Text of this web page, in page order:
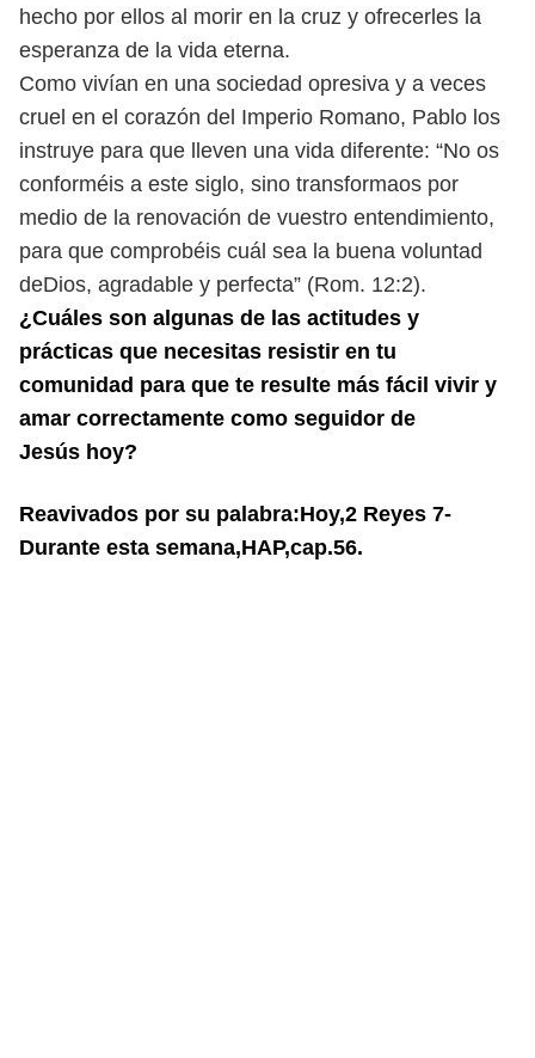
hecho por ellos al morir en la cruz y ofrecerles la
esperanza de la vida eterna.
Como vivían en una sociedad opresiva y a veces
cruel en el corazón del Imperio Romano, Pablo los
instruye para que lleven una vida diferente: “No os
conforméis a este siglo, sino transformaos por
medio de la renovación de vuestro entendimiento,
para que comprobéis cuál sea la buena voluntad
deDios, agradable y perfecta” (Rom. 12:2).
¿Cuáles son algunas de las actitudes y
prácticas que necesitas resistir en tu
comunidad para que te resulte más fácil vivir y
amar correctamente como seguidor de
Jesús hoy?
Reavivados por su palabra:Hoy,2 Reyes 7-
Durante esta semana,HAP,cap.56.